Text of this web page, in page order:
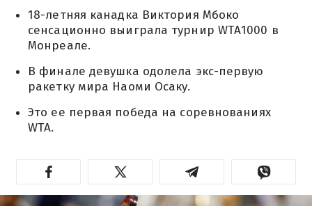
18-летняя канадка Виктория Мбоко
сенсационно выиграла турнир WTA1000 в
Монреале.
В финале девушка одолела экс-первую
ракетку мира Наоми Осаку.
Это ее первая победа на соревнованиях
WTA.